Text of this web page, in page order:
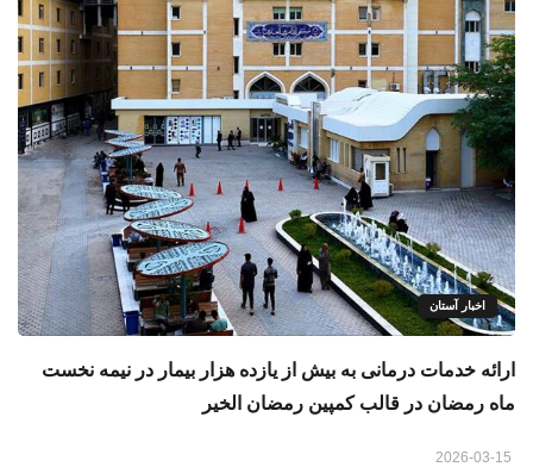
اخبار آستان
ارائه خدمات درمانی به بیش از یازده هزار بیمار در نیمه نخست
ماه رمضان در قالب کمپین رمضان الخیر